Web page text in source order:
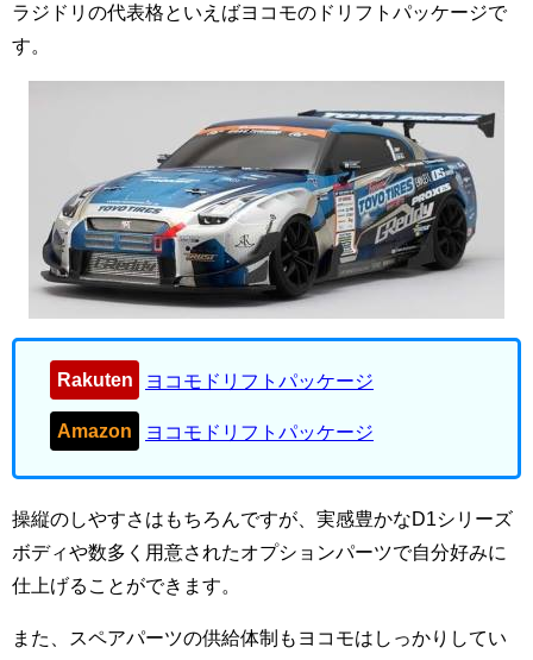
ラジドリの代表格といえばヨコモのドリフトパッケージで
す。
Rakuten ヨコモドリフトパッケージ
Amazon ヨコモドリフトパッケージ
操縦のしやすさはもちろんですが、実感豊かなD1シリーズ
ボディや数多く用意されたオプションパーツで自分好みに
仕上げることができます。
また、スペアパーツの供給体制もヨコモはしっかりしてい